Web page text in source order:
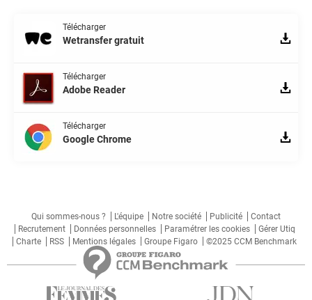
Télécharger
Wetransfer gratuit
Télécharger
Adobe Reader
Télécharger
Google Chrome
Qui sommes-nous ? L'équipe Notre société Publicité
Contact
Recrutement
Données personnelles Paramétrer les cookies
Gérer Utiq
Charte
RSS Mentions légales Groupe Figaro ©2025 CCM Benchmark